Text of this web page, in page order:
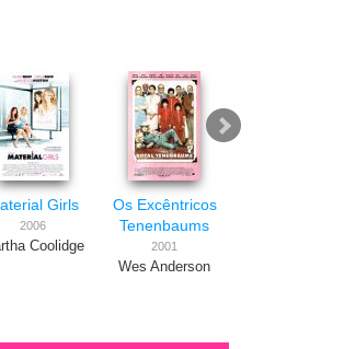
Girls
2006
Coolidge
Os Excêntricos
Tenenbaums
2001
Wes Anderson